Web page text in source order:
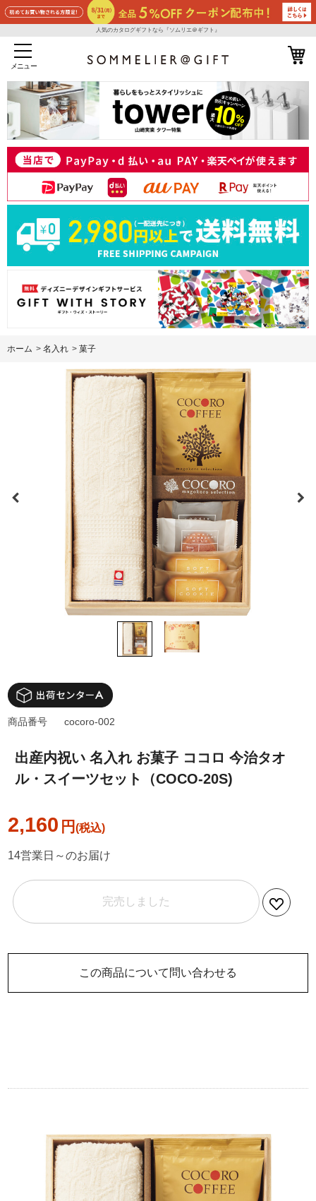
人気のカタログギフトなら『ソムリエ＠ギフト』
メニュー
ホーム > 名入れ > 菓子
出産内祝い 名入れ お菓子 ココロ 今治タオ
ル・スイーツセット（COCO-20S)
2,160 円
商品番号 cocoro-002
14営業日～のお届け
完売しました
この商品について問い合わせる